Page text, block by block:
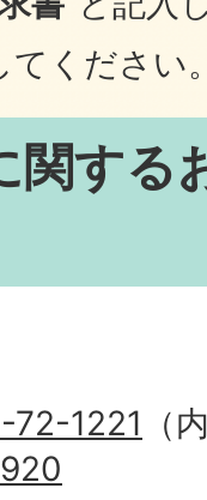
てください
関する
1221 （